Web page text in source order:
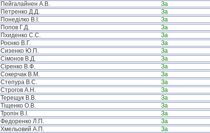
Пейгалайнен А.В.
За
Петренко Д.Д.
За
Понеділко В.І.
За
Попов Г.Д.
За
Пхиденко С.С.
За
Роєнко В.Г.
За
Сизенко Ю.П.
За
Сімонов В.Д.
За
Сіренко В.Ф.
За
Сокерчак В.М.
За
Степура В.С.
За
Строгов А.Н.
За
Терещук В.В.
За
Тіщенко О.В.
За
Тропін В.І.
За
Федоренко Л.П.
За
Хмельовий А.П.
За